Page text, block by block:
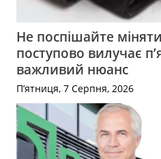
Не поспішайте
поступово вилучає
важливий нюанс
П’ятниця, 7 Серпня, 2026